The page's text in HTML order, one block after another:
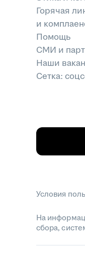
Горячая
и
Помощь
СМИ и
Наши
Сетка:
Условия
На
сбора,